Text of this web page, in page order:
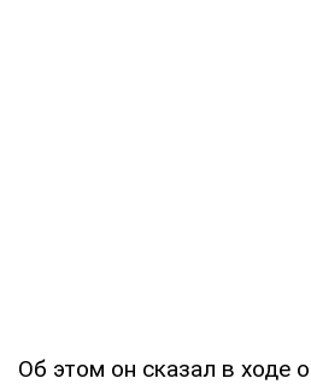
Об этом он сказал в ходе